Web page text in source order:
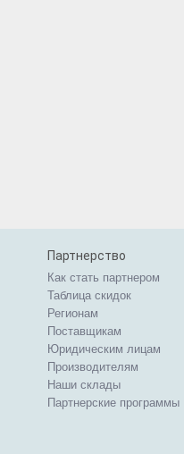
Партнерство
Как стать партнером
Таблица скидок
Регионам
Поставщикам
Юридическим лицам
Производителям
Наши склады
Партнерские программы